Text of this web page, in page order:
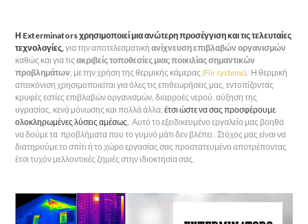
Η Exterminators χρησιμοποιεί μια ανώτερη προσέγγιση και τις τελευταίες
τεχνολογίες,για την αποτελεσματικήανίχνευση επιβλαβών οργανισμών
καθώς και για τιςακριβείςτοποθεσίες μιας ποικιλίας σημαντικών
προβλημάτων, με την χρήση της θερμικής κάμερας (Flir systems). Η θερμική
απεικόνιση χρησιμοποιείται για όλες τις επιθεωρήσεις μας, εντοπίζοντας
κρυφές εστίες επιβλαβών οργανισμών, διαρροές νερού, αύξηση της
υγρασίας, κενά μόνωσης και πολλά άλλα,έτσι ώστε να σας προσφέρουμε
ολοκληρωμένες λύσεις αμέσως.Αυτό το εξειδικευμένο εργαλείο μας βοηθά
να δούμε τα προβλήματα που το γυμνό μάτι δεν βλέπει . Στόχος μας είναι να
διατηρούμε το σπίτι ή το χώρο εργασίας σας προστατευμένο αποτρέποντας
έτσι τυχόν μελλοντικές ζημιές στην ιδιοκτησία σας.